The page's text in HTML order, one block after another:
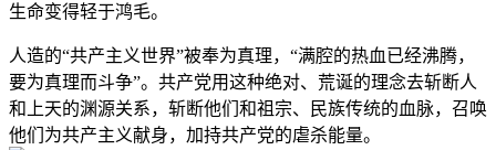
生命变得轻于鸿毛。
人造的“共产主义世界”被奉为真理，“满腔的热血已经沸腾，
要为真理而斗争”。共产党用这种绝对、荒诞的理念去斩断人
和上天的渊源关系，斩断他们和祖宗、民族传统的血脉，召唤
他们为共产主义献身，加持共产党的虐杀能量。